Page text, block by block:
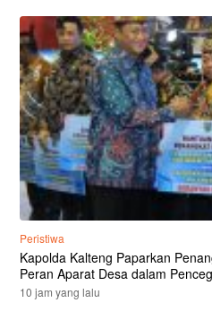
Peristiwa
Kapolda Kalteng Paparkan
Peran Aparat Desa dalam
10 jam yang lalu